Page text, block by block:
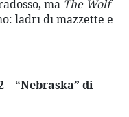
ma The Wolf
ladri di mazzette e
– “Nebraska” di